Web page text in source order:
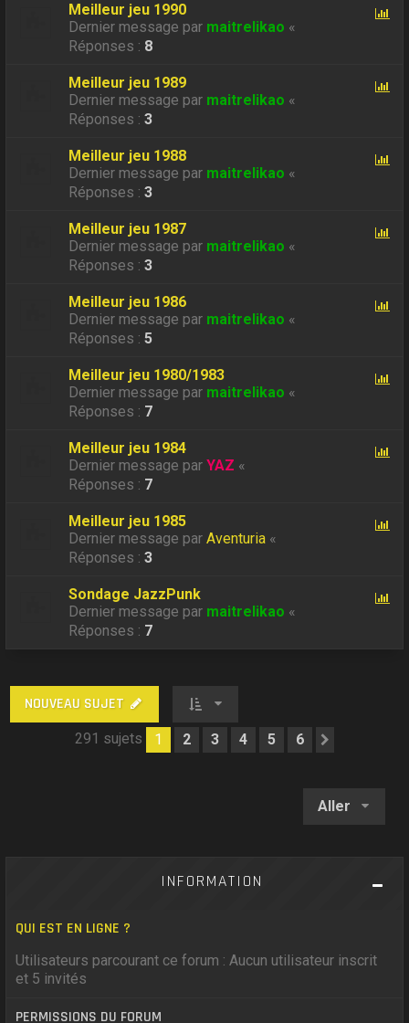
Meilleur jeu 1990
Dernier message par maitrelikao «
Réponses : 8
Meilleur jeu 1989
Dernier message par maitrelikao «
Réponses :3
Meilleur jeu 1988
Dernier message par maitrelikao «
Réponses :3
Meilleur jeu 1987
Dernier message par maitrelikao «
Réponses :3
Meilleur jeu 1986
Dernier message par maitrelikao «
Réponses :5
Meilleur jeu 1980/1983
Dernier message par maitrelikao «
Réponses : 7
Meilleur jeu 1984
Dernier message parYAZ «
Réponses : 7
Meilleur jeu 1985
Dernier message parAventuria «
Réponses :3
Sondage JazzPunk
Dernier message par maitrelikao «
Réponses : 7
NOUVEAU SUJET
291 sujets 1 2 3 4 5 6
Aller
INFORMATION
QUI EST EN LIGNE ?
Utilisateurs parcourant ce forum : Aucun utilisateur inscrit
et 5 invités
PERMISSIONS DU FORUM